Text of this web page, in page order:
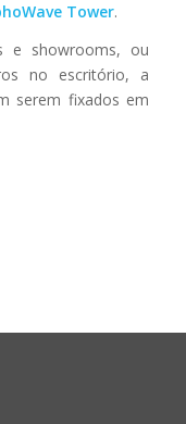
Tower.
e showrooms, ou
no escritório, a
serem fixados em